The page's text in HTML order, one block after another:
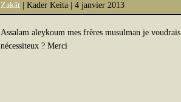
Zakât | Kader Keita | 4 janvier 2013
Assalam aleykoum mes frères musulman je
nécessiteux ? Merci